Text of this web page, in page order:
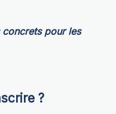
concrets pour les
?